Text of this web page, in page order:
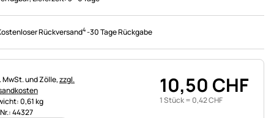
Rückversand4-30 Tage Rückgabe
MwSt. und Zölle,zzgl.
0,61 kg
44327
10,50 CHF
1 Stück = 0,42CHF